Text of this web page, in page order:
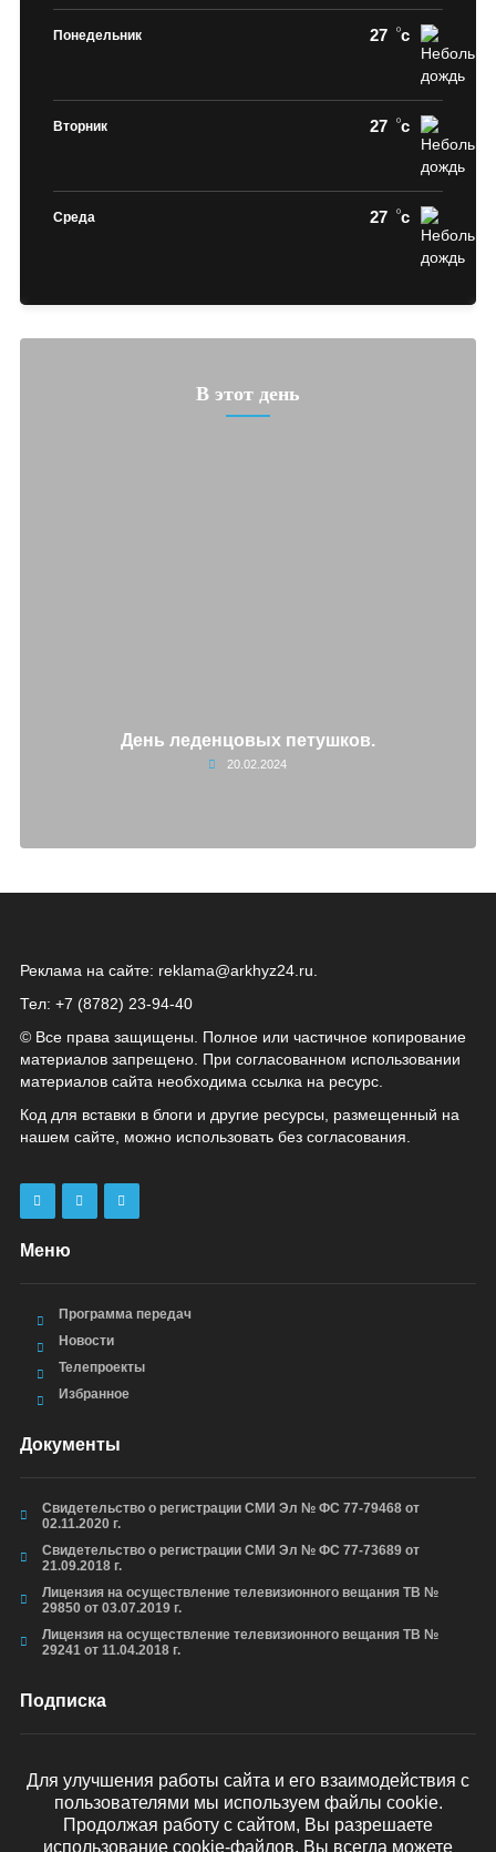
Понедельник 27 c
Вторник 27 c
Среда 27 c
В этот день
День леденцовых петушков.
20.02.2024
Реклама на сайте: reklama@arkhyz24.ru
Тел: +7 (8782) 23‑94‑40
© Все права защищены. Полное или частичное копирование
материалов запрещено. При согласованном использовании
материалов сайта необходима ссылка на ресурс.
Код для вставки в блоги и другие ресурсы, размещенный на
нашем сайте, можно использовать без согласования.
Меню
Программа передач
Новости
Телепроекты
Избранное
Документы
Свидетельство о регистрации СМИ Эл № ФС 77-79468 от
02.11.2020 г.
Свидетельство о регистрации СМИ Эл № ФС 77-73689 от
21.09.2018 г.
Лицензия на осуществление телевизионного вещания ТВ №
29850 от 03.07.2019 г.
Лицензия на осуществление телевизионного вещания ТВ №
29241 от 11.04.2018 г.
Подписка
ОТПРАВИТЬ
Для улучшения работы сайта и его взаимодействия с
пользователями мы используем файлы cookie.
Продолжая работу с сайтом, Вы разрешаете
использование cookie-файлов. Вы всегда можете